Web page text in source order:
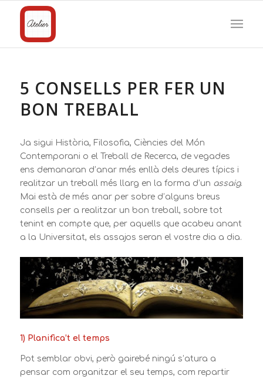
5 CONSELLS PER FER UN
BON TREBALL
Ja sigui Història, Filosofia, Ciències del Món
Contemporani o el Treball de Recerca, de vegades
ens demanaran d’anar més enllà dels deures típics i
realitzar un treball més llarg en la forma d’un assaig.
Mai està de més anar per sobre d’alguns breus
consells per a realitzar un bon treball, sobre tot
tenint en compte que, per aquells que acabeu anant
a la Universitat, els assajos seran el vostre dia a dia.
1) Planifica’t el temps
Pot semblar obvi, però gairebé ningú s’atura a
pensar com organitzar el seu temps, com repartir